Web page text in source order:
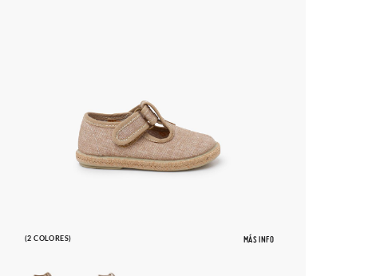
(2 COLORES) MÁS INFO